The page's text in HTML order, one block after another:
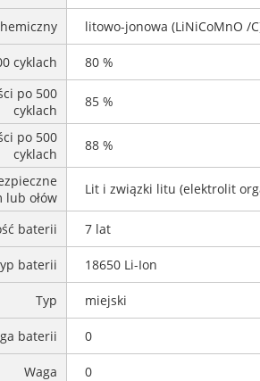
litowo-jonowa (LiNiCoMnO /
cyklach
80 %
po 500
cyklach
85 %
po 500
cyklach
88 %
lub ołów
Lit i związki litu (elektrolit
baterii 7 lat
baterii 18650 Li-Ion
Typ miejski
baterii 0
Waga 0